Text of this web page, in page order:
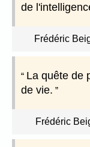
de
Frédéric
La quête de
de vie.
Frédéric